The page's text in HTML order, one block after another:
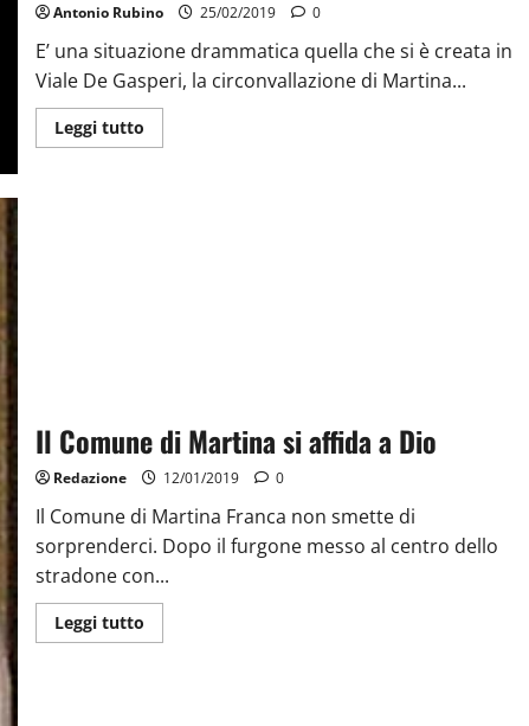
Antonio Rubino 25/02/2019 0
E’ una situazione drammatica quella che si è creata in
Viale De Gasperi, la circonvallazione di Martina...
Leggi tutto
Il Comune di Martina si affida a Dio
Redazione 12/01/2019 0
Il Comune di Martina Franca non smette di
sorprenderci. Dopo il furgone messo al centro dello
stradone con...
Leggi tutto